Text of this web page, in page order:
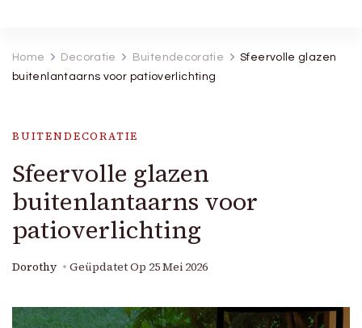
Home Decoratie Buitendecoratie
Sfeervolle glazen
buitenlantaarns voor patioverlichting
BUITENDECORATIE
Sfeervolle glazen
buitenlantaarns voor
patioverlichting
Dorothy Geüpdatet Op 25 Mei 2026